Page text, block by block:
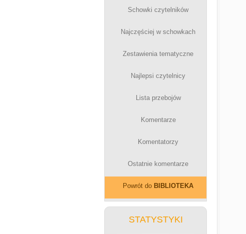
Schowki czytelników
Najczęściej w schowkach
Zestawienia tematyczne
Najlepsi czytelnicy
Lista przebojów
Komentarze
Komentatorzy
Ostatnie komentarze
Powrót do BIBLIOTEKA
STATYSTYKI